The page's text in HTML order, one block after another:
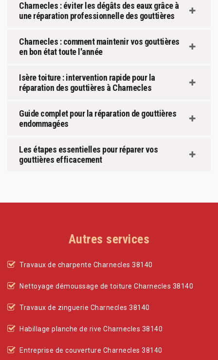
Charnecles : éviter les dégâts des eaux grâce à
une réparation professionnelle des gouttières
Charnecles : comment maintenir vos gouttières
en bon état toute l'année
Isère toiture : intervention rapide pour la
réparation des gouttières à Charnecles
Guide complet pour la réparation de gouttières
endommagées
Les étapes essentielles pour réparer vos
gouttières efficacement
Autres services
Travaux de charpente Charnecles 38140
Nettoyage démoussage de toiture Charnecles 38140
Travaux de zinguerie Charnecles 38140
Habillage planche de rive Charnecles 38140
Entreprise de couverture Charnecles 38140